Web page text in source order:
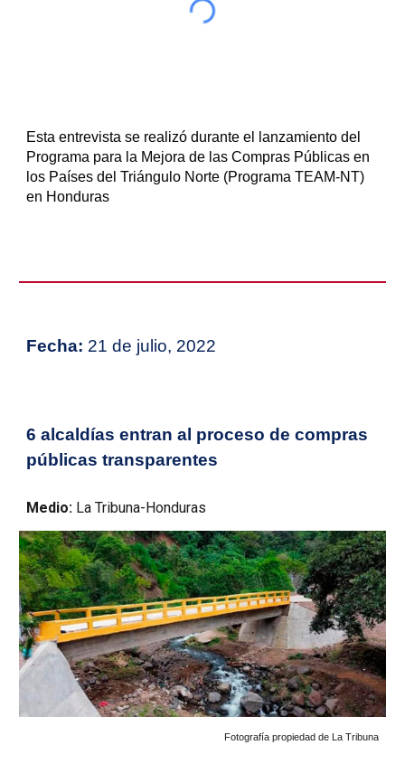
Esta entrevista se realizó durante el lanzamiento del
Programa para la Mejora de las Compras Públicas en
los Países del Triángulo Norte (Programa TEAM-NT)
en Honduras
Fecha: 21 de julio, 2022
6 alcaldías entran al proceso de compras
públicas transparentes
Medio: La Tribuna-Honduras
Fotografía propiedad de La Tribuna